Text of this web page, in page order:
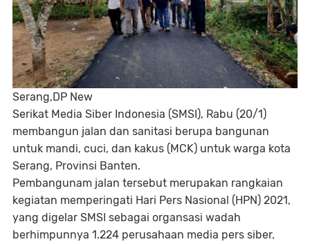
Serang,DP New
Serikat Media Siber Indonesia (SMSI), Rabu (20/1)
membangun jalan dan sanitasi berupa bangunan
untuk mandi, cuci, dan kakus (MCK) untuk warga kota
Serang, Provinsi Banten.
Pembangunam jalan tersebut merupakan rangkaian
kegiatan memperingati Hari Pers Nasional (HPN) 2021,
yang digelar SMSI sebagai organsasi wadah
berhimpunnya 1.224 perusahaan media pers siber.